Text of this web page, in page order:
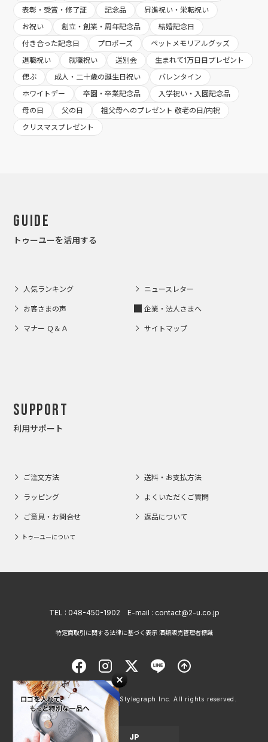
表彰・受賞・修了証
記念品
昇進祝い・栄転祝い
お祝い
創立・創業・周年記念品
結婚記念日
付き合った記念日
プロポーズ
ペットメモリアルグッズ
退職祝い
就職祝い 送別会
生まれて1万日目プレゼント
偲ぶ
成人・二十歳の誕生日祝い
バレンタイン
ホワイトデー
卒園・卒業記念品
入学祝い・入園記念品
母の日
父の日
祖父母へのプレゼント 敬老の日/内祝
クリスマスプレゼント
Guide
トゥーユーを活用する
人気ランキング ニュースレター
お客さまの声 企業・法人さまへ
マナー Ｑ＆Ａ サイトマップ
Support
利用サポート
ご注文方法 送料・お支払方法
ラッピング よくいただくご質問
ご意見・お問合せ 返品について
トゥーユーについて
TEL : 048-450-1902 E-mail : contact@2-u.co.jp
特定商取引に関する法律に基づく表示 酒類販売管理者標識
Copyright © 1998 - 2026 Stylegraph Inc. All rights reserved.
JP